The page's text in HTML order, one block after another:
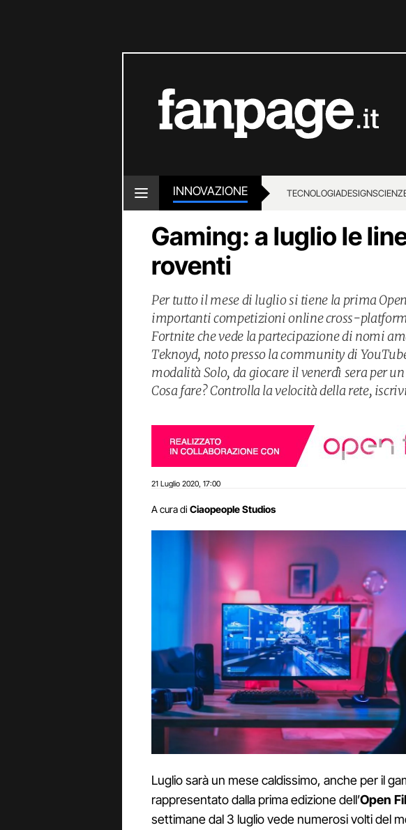
INNOVAZIONE TECNOLOGIADESIGN
Gaming: a luglio le
roventi
Per tutto il mese di luglio si tiene la prima
importanti competizioni online cross-
Fortnite che vede la partecipazione di nomi
Teknoyd, noto presso la community di
modalità Solo, da giocare il venerdì sera per
Cosa fare? Controlla la velocità della rete,
21 Luglio 2020 17:00
A cura di Ciaopeople Studios
Luglio sarà un mese caldissimo, anche per il
rappresentato dalla prima edizione dell’Open
settimane dal 3 luglio vede numerosi volti del